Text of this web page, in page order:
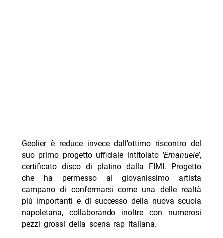
Geolier è reduce invece dall’ottimo riscontro del
suo primo progetto ufficiale intitolato‘Emanuele’,
certificato disco di platino dalla FIMI. Progetto
che ha permesso al giovanissimo artista
campano di confermarsi come una delle realtà
più importanti e di successo della nuova scuola
napoletana, collaborando inoltre con numerosi
pezzi grossi della scena rap italiana.